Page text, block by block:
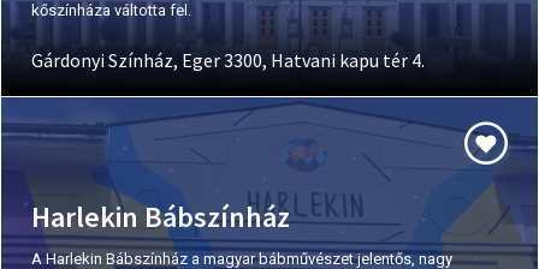
kőszínháza váltotta fel.
Gárdonyi Színház, Eger 3300, Hatvani kapu tér 4.
Harlekin Bábszínház
A Harlekin Bábszínház a magyar bábművészet jelentős, nagy